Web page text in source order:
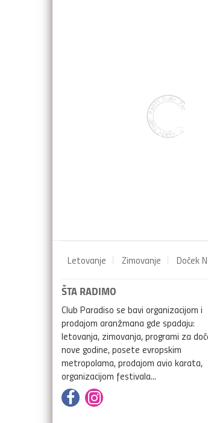
Letovanje Zimovanje Doček
ŠTA RADIMO
Club Paradiso se bavi organizacijom i
prodajom aranžmana gde spadaju:
letovanja, zimovanja, programi za
nove godine, posete evropskim
metropolama, prodajom avio karata,
organizacijom festivala...